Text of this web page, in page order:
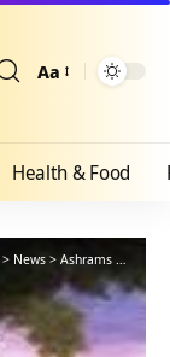
Aa
Health & Food
> News > Ashrams